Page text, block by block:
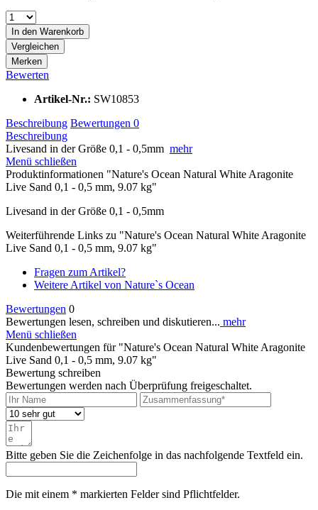
In den Warenkorb
Vergleichen
Merken
Bewerten
Artikel-Nr.: SW10853
Beschreibung Bewertungen 0
Beschreibung
Livesand in der Größe 0,1 - 0,5mm mehr
Menü schließen
Produktinformationen "Nature's Ocean Natural White Aragonite
Live Sand 0,1 - 0,5 mm, 9.07 kg"
Livesand in der Größe 0,1 - 0,5mm
Weiterführende Links zu "Nature's Ocean Natural White Aragonite
Live Sand 0,1 - 0,5 mm, 9.07 kg"
Fragen zum Artikel?
Weitere Artikel von Nature`s Ocean
Bewertungen 0
Bewertungen lesen, schreiben und diskutieren... mehr
Menü schließen
Kundenbewertungen für "Nature's Ocean Natural White Aragonite
Live Sand 0,1 - 0,5 mm, 9.07 kg"
Bewertung schreiben
Bewertungen werden nach Überprüfung freigeschaltet.
Bitte geben Sie die Zeichenfolge in das nachfolgende Textfeld ein.
Die mit einem * markierten Felder sind Pflichtfelder.